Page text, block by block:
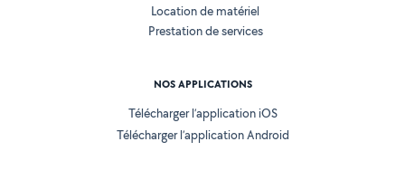
Location de matériel
Prestation de services
NOS APPLICATIONS
Télécharger l’application iOS
Télécharger l’application Android